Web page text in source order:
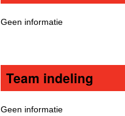
Geen informatie
Team indeling
Geen informatie